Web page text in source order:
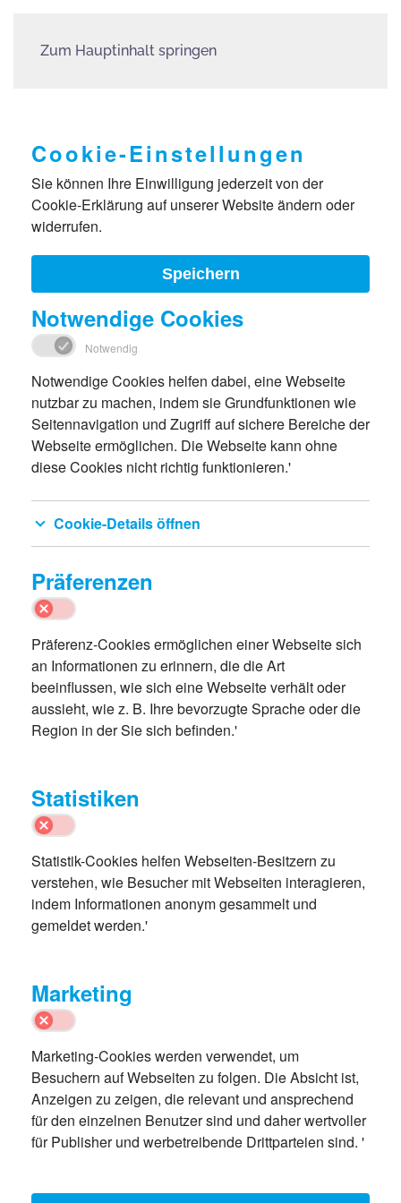
Zum Hauptinhalt springen
Cookie-Einstellungen
Sie können Ihre Einwilligung jederzeit von der
Cookie-Erklärung auf unserer Website ändern oder
widerrufen.
Speichern
Notwendige Cookies
Notwendig
Notwendige Cookies helfen dabei, eine Webseite
nutzbar zu machen, indem sie Grundfunktionen wie
Seitennavigation und Zugriff auf sichere Bereiche der
Webseite ermöglichen. Die Webseite kann ohne
diese Cookies nicht richtig funktionieren.'
Cookie-Details öffnen
Präferenzen
Präferenz-Cookies ermöglichen einer Webseite sich
an Informationen zu erinnern, die die Art
beeinflussen, wie sich eine Webseite verhält oder
aussieht, wie z. B. Ihre bevorzugte Sprache oder die
Region in der Sie sich befinden.'
Statistiken
Statistik-Cookies helfen Webseiten-Besitzern zu
verstehen, wie Besucher mit Webseiten interagieren,
indem Informationen anonym gesammelt und
gemeldet werden.'
Marketing
Marketing-Cookies werden verwendet, um
Besuchern auf Webseiten zu folgen. Die Absicht ist,
Anzeigen zu zeigen, die relevant und ansprechend
für den einzelnen Benutzer sind und daher wertvoller
für Publisher und werbetreibende Drittparteien sind. '